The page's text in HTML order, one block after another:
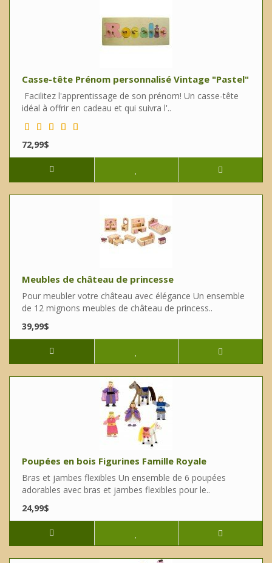
Casse-tête Prénom personnalisé Vintage "Pastel"
Facilitez l'apprentissage de son prénom! Un casse-tête
idéal à offrir en cadeau et qui suivra l'..
72,99$
Meubles de château de princesse
Pour meubler votre château avec élégance Un ensemble
de 12 mignons meubles de château de princess..
39,99$
Poupées en bois Figurines Famille Royale
Bras et jambes flexibles Un ensemble de 6 poupées
adorables avec bras et jambes flexibles pour le..
24,99$